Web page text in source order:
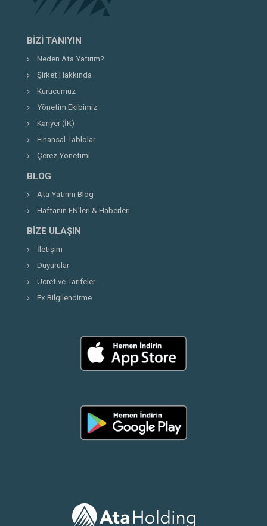
BIZI TANIYIN
Neden Ata Yatırım?
Şirket Hakkında
Kurucumuz
Yönetim Ekibimiz
Kariyer (İK)
Finansal Tablolar
Çerez Yönetimi
BLOG
Ata Yatırım Blog
Haftanın EN'leri & Haberleri
BIZE ULAŞIN
İletişim
Duyurular
Ücret ve Tarifeler
Fx Bilgilendirme